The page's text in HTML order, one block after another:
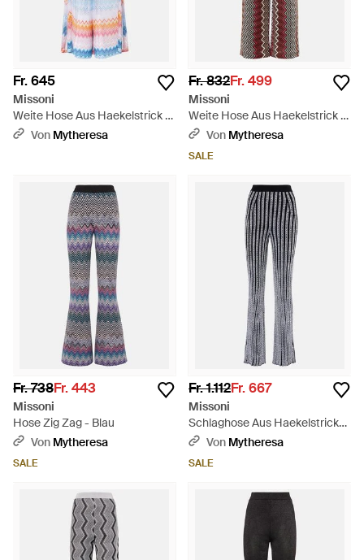
Fr. 645
Missoni
Weite Hose Aus Haekelstrick -
PinkVon Mytheresa
Fr. 832Fr. 499
Missoni
Weite Hose Aus Haekelstrick -
RotVon Mytheresa
SALE
Fr. 738Fr. 443
Missoni
Hose Zig Zag - Blau
Von Mytheresa
SALE
Fr. 1.112Fr. 667
Missoni
Schlaghose Aus Haekelstrick
Mit Pailletten - Blau
Von Mytheresa
SALE